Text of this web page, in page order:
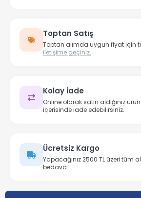
Toptan Satış
Toptan alımda uygun fiyat için
iletişime geçiniz.
Kolay İade
Online olarak satın aldığınız
içerisinde iade edebilirsiniz.
Ücretsiz Kargo
Yapacağınız 2500 TL üzeri tüm
bedava.